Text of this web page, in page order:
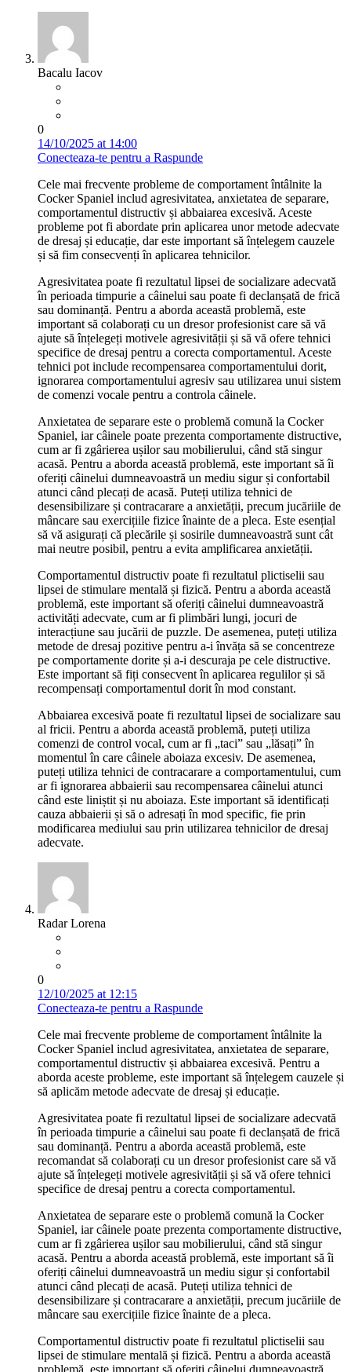
Bacalu Iacov
0
14/10/2025 at 14:00
Conecteaza-te pentru a Raspunde
Cele mai frecvente probleme de comportament întâlnite la
Cocker Spaniel includ agresivitatea, anxietatea de separare,
comportamentul distructiv și abbaiarea excesivă. Aceste
probleme pot fi abordate prin aplicarea unor metode adecvate
de dresaj și educație, dar este important să înțelegem cauzele
și să fim consecvenți în aplicarea tehnicilor.
Agresivitatea poate fi rezultatul lipsei de socializare adecvată
în perioada timpurie a câinelui sau poate fi declanșată de frică
sau dominanță. Pentru a aborda această problemă, este
important să colaborați cu un dresor profesionist care să vă
ajute să înțelegeți motivele agresivității și să vă ofere tehnici
specifice de dresaj pentru a corecta comportamentul. Aceste
tehnici pot include recompensarea comportamentului dorit,
ignorarea comportamentului agresiv sau utilizarea unui sistem
de comenzi vocale pentru a controla câinele.
Anxietatea de separare este o problemă comună la Cocker
Spaniel, iar câinele poate prezenta comportamente distructive,
cum ar fi zgârierea ușilor sau mobilierului, când stă singur
acasă. Pentru a aborda această problemă, este important să îi
oferiți câinelui dumneavoastră un mediu sigur și confortabil
atunci când plecați de acasă. Puteți utiliza tehnici de
desensibilizare și contracarare a anxietății, precum jucăriile de
mâncare sau exercițiile fizice înainte de a pleca. Este esențial
să vă asigurați că plecările și sosirile dumneavoastră sunt cât
mai neutre posibil, pentru a evita amplificarea anxietății.
Comportamentul distructiv poate fi rezultatul plictiselii sau
lipsei de stimulare mentală și fizică. Pentru a aborda această
problemă, este important să oferiți câinelui dumneavoastră
activități adecvate, cum ar fi plimbări lungi, jocuri de
interacțiune sau jucării de puzzle. De asemenea, puteți utiliza
metode de dresaj pozitive pentru a-i învăța să se concentreze
pe comportamente dorite și a-i descuraja pe cele distructive.
Este important să fiți consecvent în aplicarea regulilor și să
recompensați comportamentul dorit în mod constant.
Abbaiarea excesivă poate fi rezultatul lipsei de socializare sau
al fricii. Pentru a aborda această problemă, puteți utiliza
comenzi de control vocal, cum ar fi „taci” sau „lăsați” în
momentul în care câinele aboiaza excesiv. De asemenea,
puteți utiliza tehnici de contracarare a comportamentului, cum
ar fi ignorarea abbaierii sau recompensarea câinelui atunci
când este liniștit și nu aboiaza. Este important să identificați
cauza abbaierii și să o adresați în mod specific, fie prin
modificarea mediului sau prin utilizarea tehnicilor de dresaj
adecvate.
Radar Lorena
0
12/10/2025 at 12:15
Conecteaza-te pentru a Raspunde
Cele mai frecvente probleme de comportament întâlnite la
Cocker Spaniel includ agresivitatea, anxietatea de separare,
comportamentul distructiv și abbaiarea excesivă. Pentru a
aborda aceste probleme, este important să înțelegem cauzele și
să aplicăm metode adecvate de dresaj și educație.
Agresivitatea poate fi rezultatul lipsei de socializare adecvată
în perioada timpurie a câinelui sau poate fi declanșată de frică
sau dominanță. Pentru a aborda această problemă, este
recomandat să colaborați cu un dresor profesionist care să vă
ajute să înțelegeți motivele agresivității și să vă ofere tehnici
specifice de dresaj pentru a corecta comportamentul.
Anxietatea de separare este o problemă comună la Cocker
Spaniel, iar câinele poate prezenta comportamente distructive,
cum ar fi zgârierea ușilor sau mobilierului, când stă singur
acasă. Pentru a aborda această problemă, este important să îi
oferiți câinelui dumneavoastră un mediu sigur și confortabil
atunci când plecați de acasă. Puteți utiliza tehnici de
desensibilizare și contracarare a anxietății, precum jucăriile de
mâncare sau exercițiile fizice înainte de a pleca.
Comportamentul distructiv poate fi rezultatul plictiselii sau
lipsei de stimulare mentală și fizică. Pentru a aborda această